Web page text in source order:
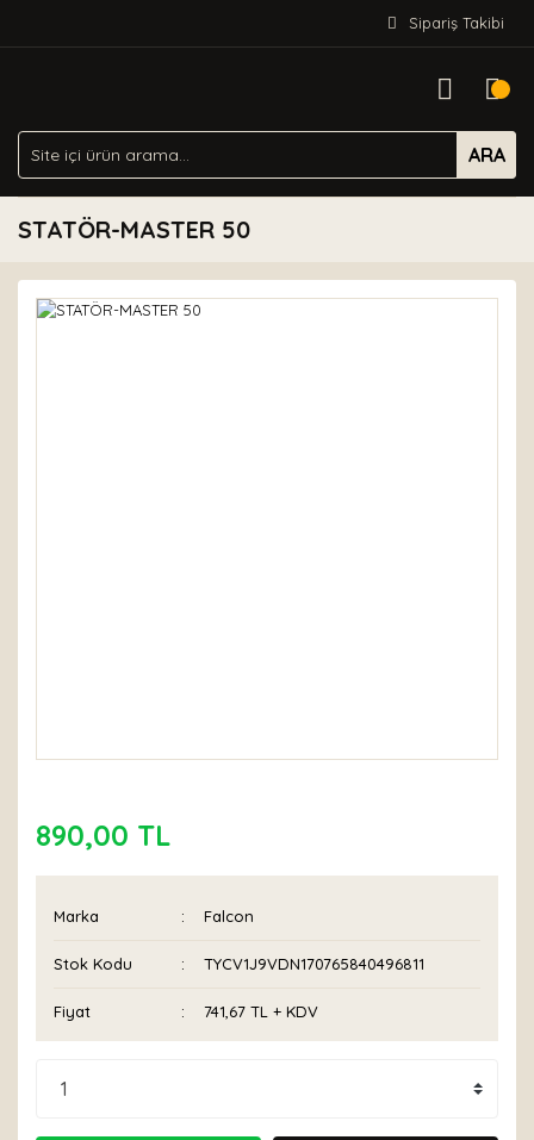
Sipariş Takibi
ARA
STATÖR-MASTER 50
890,00 TL
Marka Falcon
Stok Kodu TYCV1J9VDN170765840496811
Fiyat 741,67 TL + KDV